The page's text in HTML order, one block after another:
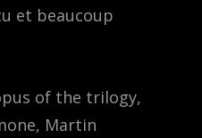
et beaucoup
of the trilogy,
Martin